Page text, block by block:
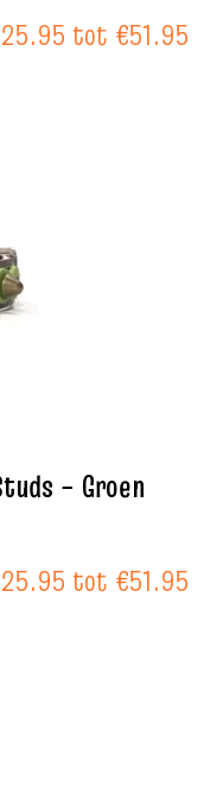
tot €51.95
– Groen
tot €51.95